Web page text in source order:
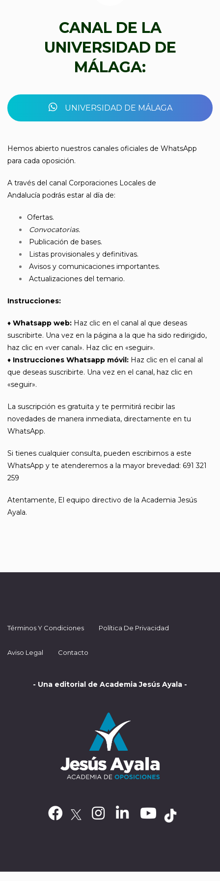
CANAL DE LA
UNIVERSIDAD DE
MÁLAGA:
UNIVERSIDAD DE MÁLAGA
Hemos abierto nuestros canales oficiales de WhatsApp
para cada oposición. ­
A través del canal Corporaciones Locales de
Andalucía podrás estar al día de:
Ofertas.
Convocatorias.
Publicación de bases.
Listas provisionales y definitivas.
Avisos y comunicaciones importantes.
Actualizaciones del temario.
Instrucciones:
♦ Whatsapp web: Haz clic en el canal al que deseas
suscribirte. Una vez en la página a la que ha sido redirigido,
haz clic en «ver canal». Haz clic en «seguir». ­ ­ ­ ­ ­ ­ ­
♦ Instrucciones Whatsapp móvil: Haz clic en el canal al
que deseas suscribirte. Una vez en el canal, haz clic en
«seguir». ­ ­ ­ ­
La suscripción es gratuita y te permitirá recibir las
novedades de manera inmediata, directamente en tu
WhatsApp.
Si tienes cualquier consulta, pueden escribirnos a este
WhatsApp y te atenderemos a la mayor brevedad: 691 321
259
Atentamente, El equipo directivo de la Academia Jesús
Ayala.
Términos Y Condiciones Política De Privacidad
Aviso Legal Contacto
- Una editorial de Academia Jesús Ayala -